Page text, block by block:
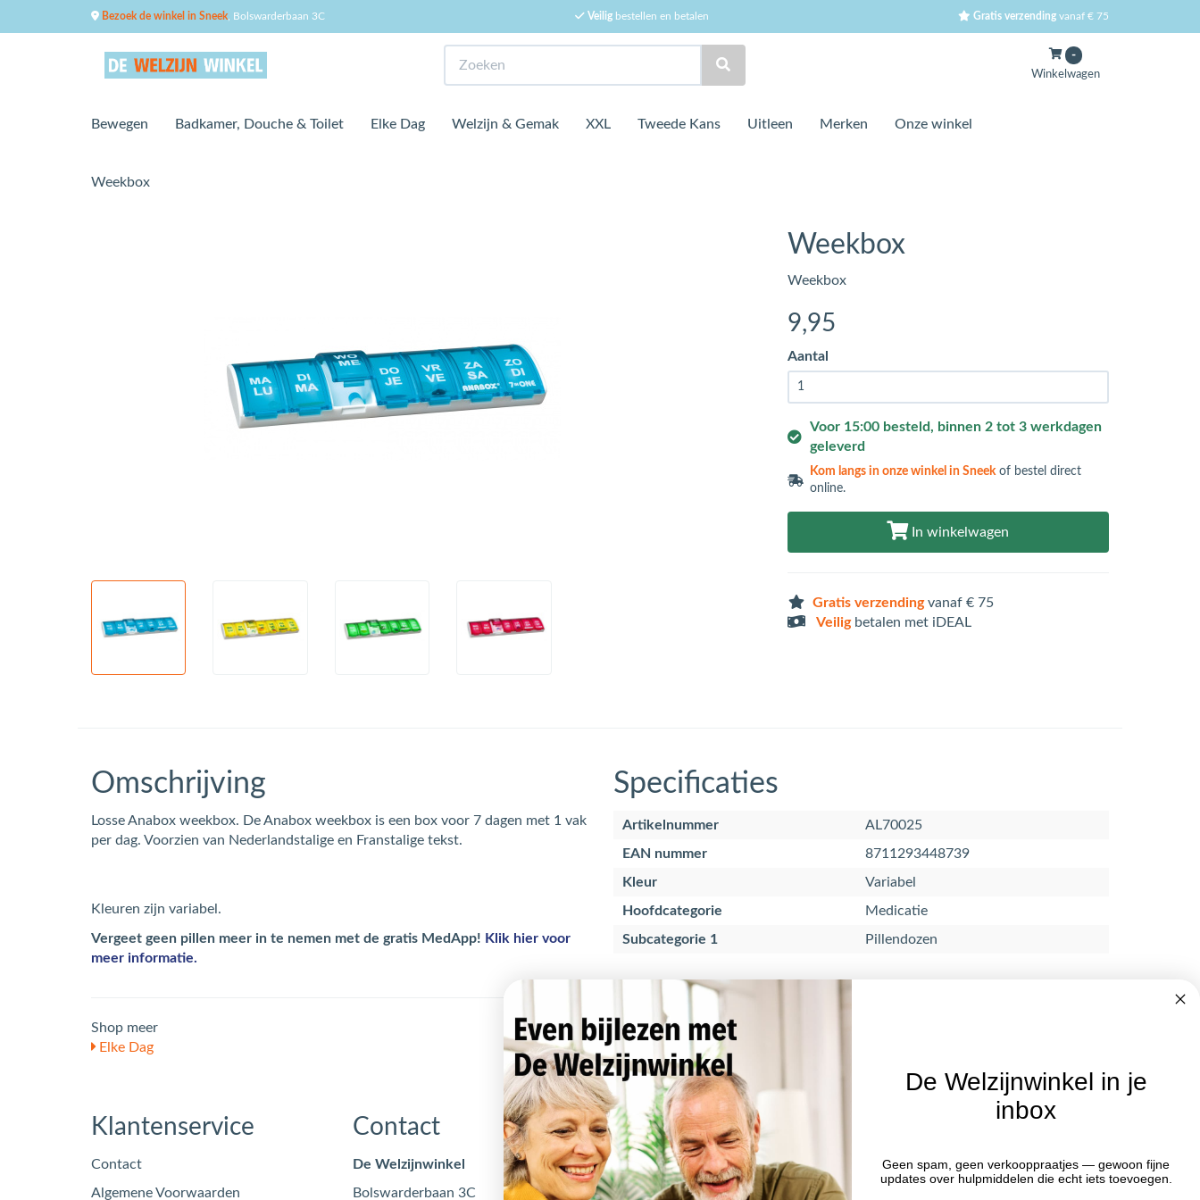
Bezoek de winkel in Sneek , Bolswarderbaan 3C Veiligbestellen en betalen Gratis verzending vanaf € 75
-
Winkelwagen
Bewegen Badkamer, Douche & Toilet Elke Dag Welzijn & Gemak XXL Tweede Kans Uitleen Merken Onze winkel
Weekbox
Weekbox
Weekbox
9,95
Aantal
Voor 15:00 besteld, binnen 2 tot 3 werkdagen
geleverd
Kom langs in onze winkel in Sneekof bestel direct
online.
In winkelwagen
Gratis verzendingvanaf € 75
Veiligbetalen met iDEAL
Omschrijving
Losse Anabox weekbox. De Anabox weekbox is een box voor 7 dagen met 1 vak
per dag. Voorzien van Nederlandstalige en Franstalige tekst.
Kleuren zijn variabel.
Vergeet geen pillen meer in te nemen met de gratis MedApp! Klik hier voor
meer informatie.
Specificaties
Artikelnummer
AL70025
EAN nummer
8711293448739
Kleur
Variabel
Hoofdcategorie
Medicatie
Subcategorie 1
Pillendozen
Shop meer
Elke Dag
Klantenservice
Contact
Algemene Voorwaarden
Contact
De Welzijnwinkel
Bolswarderbaan 3C
Openingstijden
Maandag 09:00 - 17:00 uur
Dinsdag 09:00 - 17:00 uur
Nieuwsbrief
Blijf op de hoogte van acties en het
De Welzijnwinkel in je
inbox
Geen spam, geen verkooppraatjes — gewoon fijne
updates over hulpmiddelen die echt iets toevoegen.